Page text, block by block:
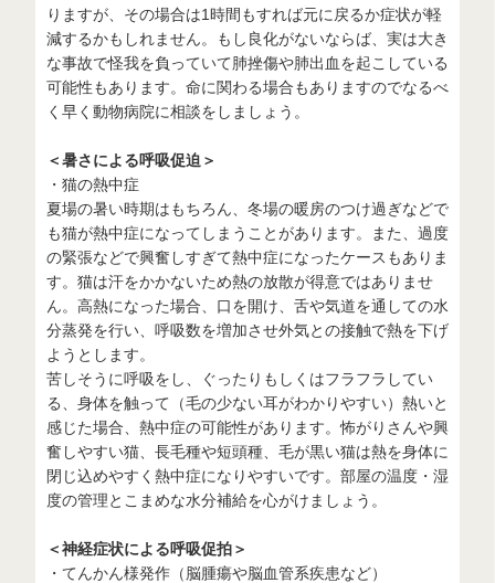
りますが、その場合は1時間もすれば元に戻るか症状が軽
減するかもしれません。もし良化がないならば、実は大き
な事故で怪我を負っていて肺挫傷や肺出血を起こしている
可能性もあります。命に関わる場合もありますのでなるべ
く早く動物病院に相談をしましょう。
＜暑さによる呼吸促迫＞
・猫の熱中症
夏場の暑い時期はもちろん、冬場の暖房のつけ過ぎなどで
も猫が熱中症になってしまうことがあります。また、過度
の緊張などで興奮しすぎて熱中症になったケースもありま
す。猫は汗をかかないため熱の放散が得意ではありませ
ん。高熱になった場合、口を開け、舌や気道を通しての水
分蒸発を行い、呼吸数を増加させ外気との接触で熱を下げ
ようとします。
苦しそうに呼吸をし、ぐったりもしくはフラフラしてい
る、身体を触って（毛の少ない耳がわかりやすい）熱いと
感じた場合、熱中症の可能性があります。怖がりさんや興
奮しやすい猫、長毛種や短頭種、毛が黒い猫は熱を身体に
閉じ込めやすく熱中症になりやすいです。部屋の温度・湿
度の管理とこまめな水分補給を心がけましょう。
＜神経症状による呼吸促拍＞
・てんかん様発作（脳腫瘍や脳血管系疾患など）